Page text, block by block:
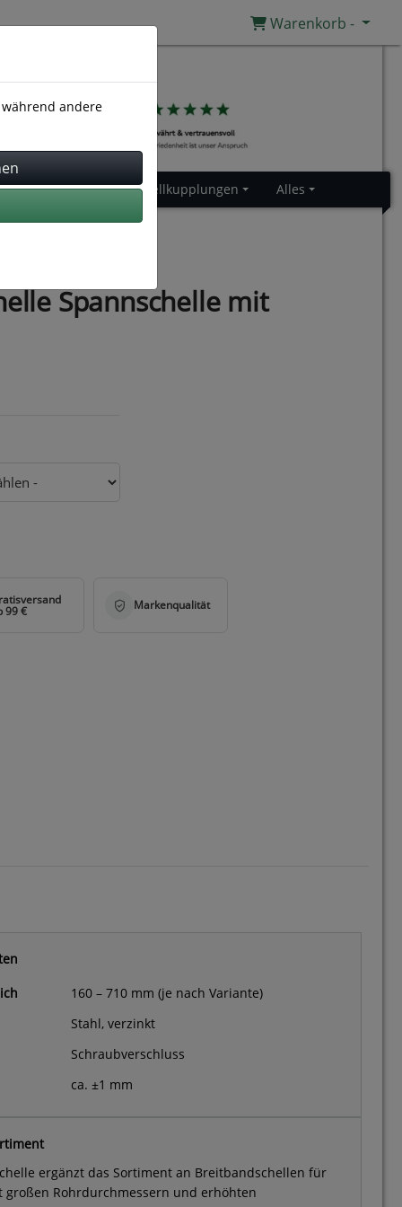
Warenkorb -
Gummiprofile Schnellkupplungen Alles
Spannschelle mit
160 – 710 mm (je nach Variante)
Stahl, verzinkt
Schraubverschluss
ca. ±1 mm
ergänzt das Sortiment an Breitbandschellen für
großen Rohrdurchmessern und erhöhten
während andere